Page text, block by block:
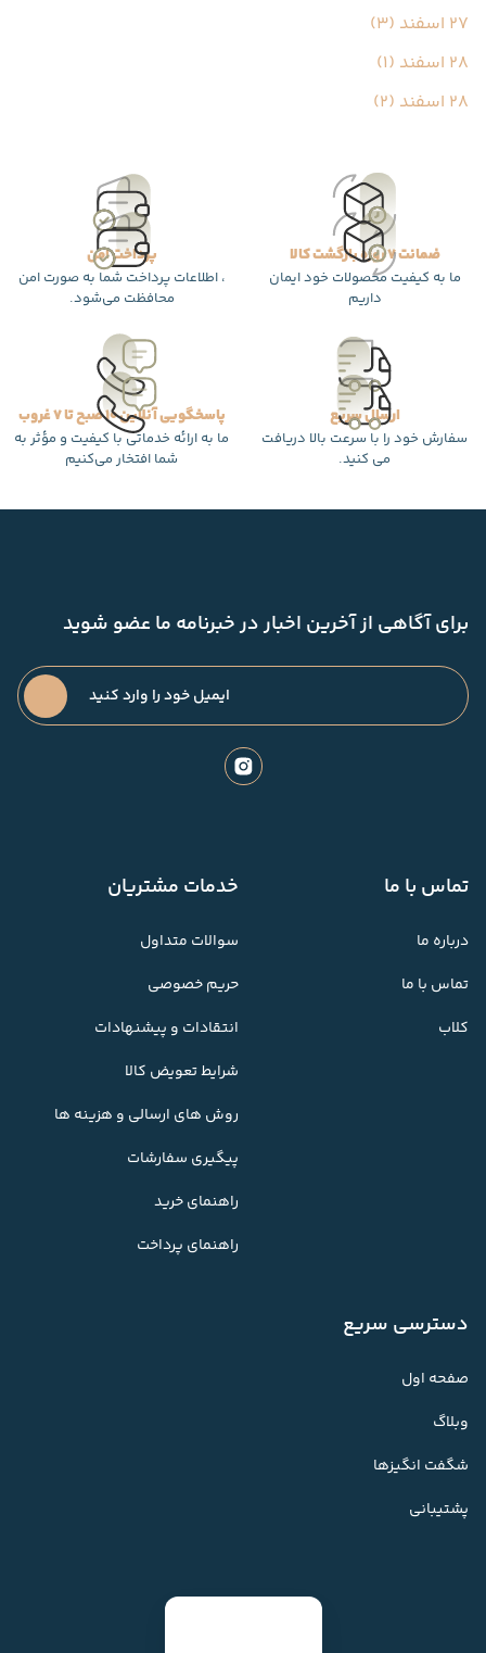
27 اسفند (3)
28 اسفند (1)
28 اسفند (2)
ضمانت 7 روزه بازگشت کالا
ما به کیفیت محصولات خود ایمان
داریم
پرداخت امن
، اطلاعات پرداخت شما به صورت امن
محافظت می‌شود.
ارسال سریع
سفارش خود را با سرعت بالا دریافت
می کنید.
پاسخگویی آنلاین 10 صبح تا 7 غروب
ما به ارائه خدماتی با کیفیت و مؤثر به
شما افتخار می‌کنیم
برای آگاهی از آخرین اخبار در خبرنامه ما عضو شوید
تماس با ما
درباره ما
تماس با ما
کلاب
خدمات مشتریان
سوالات متداول
حریم خصوصی
انتقادات و پیشنهادات
شرایط تعویض کالا
روش های ارسالی و هزینه ها
پیگیری سفارشات
راهنمای خرید
راهنمای پرداخت
دسترسی سریع
صفحه اول
وبلاگ
شگفت انگیزها
پشتیبانی